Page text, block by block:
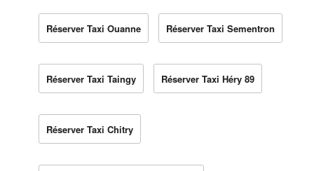
Réserver Taxi Ouanne Réserver Taxi Sementron
Réserver Taxi Taingy Réserver Taxi Héry 89
Réserver Taxi Chitry